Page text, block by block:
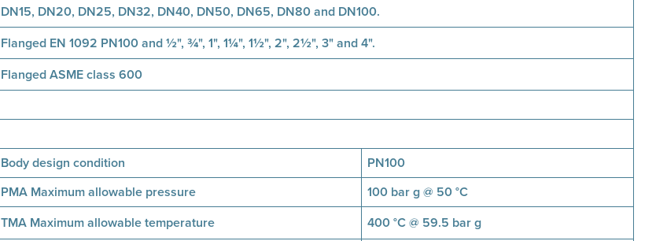
DN15, DN20, DN25, DN32, DN40, DN50, DN65, DN80 and DN100.
Flanged EN 1092 PN100 and½",¾", 1", 1¼", 1½", 2", 2½", 3" and 4".
Flanged ASME class 600
Body design condition
PN100
PMA Maximum allowable pressure
100 bar g @ 50 °C
TMA Maximum allowable temperature
400 °C @ 59.5 bar g